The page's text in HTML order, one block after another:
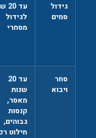
גידול
סמים
עד
לגידול
מסחרי
סחר
ויבוא
עד 20
שנות
מאסר,
קנסות
גבוהים,
חילוט